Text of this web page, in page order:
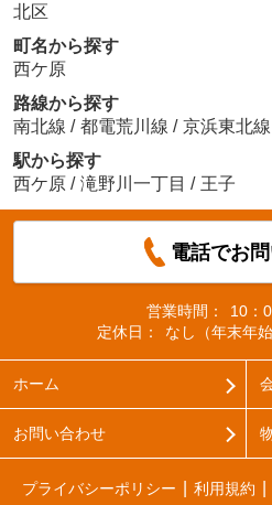
北区
町名から探す
西ケ原
路線から探す
南北線 / 都電荒川線 / 京浜東北線
駅から探す
西ケ原 / 滝野川一丁目 / 王子
電話でお
営業時間：
10：
定休日：
なし（年末年
ホーム
お問い合わせ
プライバシーポリシー 利用規約